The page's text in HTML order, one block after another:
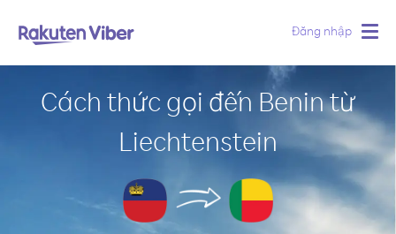
Đăng nhập
Cách thức gọi đến Benin từ
Liechtenstein